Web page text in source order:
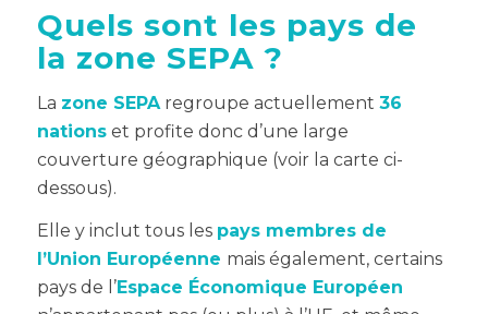
Quels sont les pays de
la zone SEPA ?
La zone SEPAregroupe actuellement 36
nationset profite donc d’une large
couverture géographique (voir la carte ci-
dessous).
Elle y inclut tous les pays membres de
l’Union Européenne mais également, certains
pays de l’Espace Économique Européen